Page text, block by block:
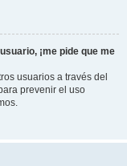
¡me pide que me
usuarios a través del
prevenir el uso